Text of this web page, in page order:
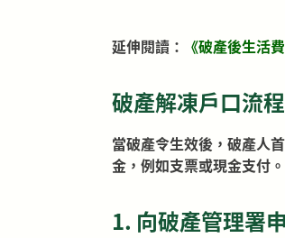
延伸閱讀： 《破產後生活
破產解凍戶口流程
當破產令生效後，破產人
金，例如支票或現金支付
1. 向破產管理署